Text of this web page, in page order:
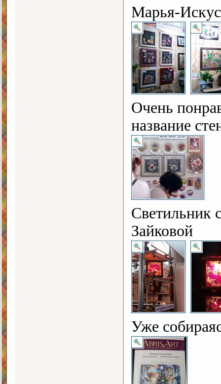
Марья-
Очень
название
Светильник
Зайковой
Уже